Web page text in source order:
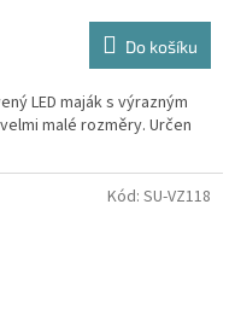
Do košíku
LED maják s výrazným
malé rozměry. Určen
Kód: SU-VZ118